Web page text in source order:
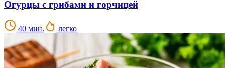
Огурцы с грибами и горчицей
40 мин. легко